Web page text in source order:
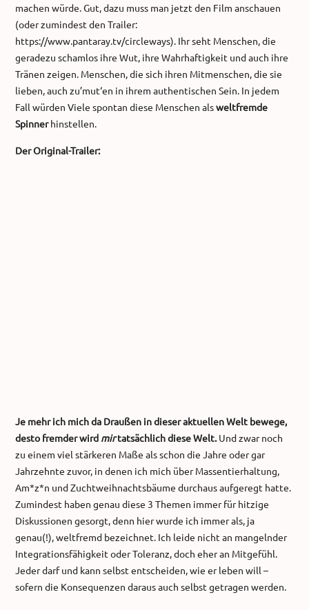
machen würde. Gut, dazu muss man jetzt den Film anschauen
(oder zumindest den Trailer:
https://www.pantaray.tv/circleways). Ihr seht Menschen, die
geradezu schamlos ihre Wut, ihre Wahrhaftigkeit und auch ihre
Tränen zeigen. Menschen, die sich ihren Mitmenschen, die sie
lieben, auch zu’mut‘en in ihrem authentischen Sein. In jedem
Fall würden Viele spontan diese Menschen alsweltfremde
Spinnerhinstellen.
Der Original-Trailer:
Je mehr ich mich da Draußen in dieser aktuellen Welt bewege,
desto fremder wird mirtatsächlich diese Welt.Und zwar noch
zu einem viel stärkeren Maße als schon die Jahre oder gar
Jahrzehnte zuvor, in denen ich mich über Massentierhaltung,
Am*z*n und Zuchtweihnachtsbäume durchaus aufgeregt hatte.
Zumindest haben genau diese 3 Themen immer für hitzige
Diskussionen gesorgt, denn hier wurde ich immer als, ja
genau(!), weltfremd bezeichnet. Ich leide nicht an mangelnder
Integrationsfähigkeit oder Toleranz, doch eher an Mitgefühl.
Jeder darf und kann selbst entscheiden, wie er leben will –
sofern die Konsequenzen daraus auch selbst getragen werden.